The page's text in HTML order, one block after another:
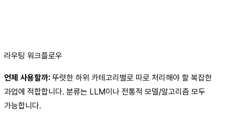
라우팅 워크플로우
언제 사용할까: 뚜렷한 하위 카테고리별로 따로 처리해야 할 복잡한
과업에 적합합니다. 분류는 LLM이나 전통적 모델/알고리즘 모두
가능합니다.